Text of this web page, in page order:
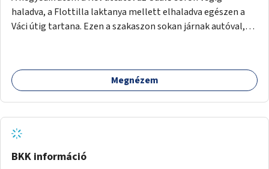
balesetveszélyes.
haladva, a Flottilla laktanya mellett elhaladva egészen a
Váci útig tartana. Ezen a szakaszon sokan járnak autóval,
látogatják, de sokan csak a séta kedvéért és a kerékpározás
kedvéért járnak erre. Rossz időben ez a szakasz is részben
Megnézem
BKK információ